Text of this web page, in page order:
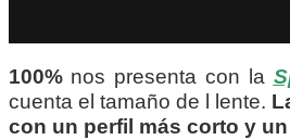
100%nos presenta con la
cuenta el tamaño de l lente.
con un perfil más corto y